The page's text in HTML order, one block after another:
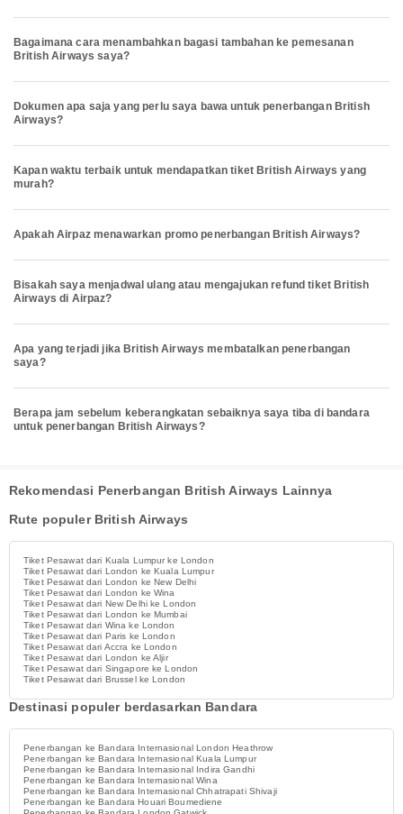
Bagaimana cara menambahkan bagasi tambahan ke pemesanan
British Airways saya?
Dokumen apa saja yang perlu saya bawa untuk penerbangan British
Airways?
Kapan waktu terbaik untuk mendapatkan tiket British Airways yang
murah?
Apakah Airpaz menawarkan promo penerbangan British Airways?
Bisakah saya menjadwal ulang atau mengajukan refund tiket British
Airways di Airpaz?
Apa yang terjadi jika British Airways membatalkan penerbangan
saya?
Berapa jam sebelum keberangkatan sebaiknya saya tiba di bandara
untuk penerbangan British Airways?
Rekomendasi Penerbangan British Airways Lainnya
Rute populer British Airways
Tiket Pesawat dari Kuala Lumpur ke London
Tiket Pesawat dari London ke Kuala Lumpur
Tiket Pesawat dari London ke New Delhi
Tiket Pesawat dari London ke Wina
Tiket Pesawat dari New Delhi ke London
Tiket Pesawat dari London ke Mumbai
Tiket Pesawat dari Wina ke London
Tiket Pesawat dari Paris ke London
Tiket Pesawat dari Accra ke London
Tiket Pesawat dari London ke Aljir
Tiket Pesawat dari Singapore ke London
Tiket Pesawat dari Brussel ke London
Destinasi populer berdasarkan Bandara
Penerbangan ke Bandara Internasional London Heathrow
Penerbangan ke Bandara Internasional Kuala Lumpur
Penerbangan ke Bandara Internasional Indira Gandhi
Penerbangan ke Bandara Internasional Wina
Penerbangan ke Bandara Internasional Chhatrapati Shivaji
Penerbangan ke Bandara Houari Boumediene